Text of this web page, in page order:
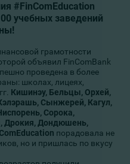
#FinComEducation
учебных заведений
грамотности
объявил FinComBank
проведена в более
школах, лицеях,
Кишинэу, Бельцы, Орхей,
Сынжерей, Кагул,
Сорока,
Дрокия, Дондюшень,
порадовала не
но и пришлась по вкусу